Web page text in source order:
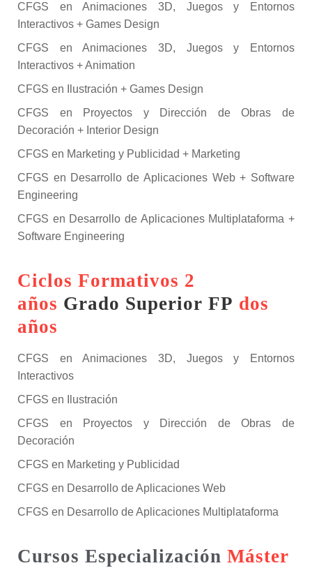
CFGS en Animaciones 3D, Juegos y Entornos
Interactivos + Games Design
CFGS en Animaciones 3D, Juegos y Entornos
Interactivos + Animation
CFGS en Ilustración + Games Design
CFGS en Proyectos y Dirección de Obras de
Decoración + Interior Design
CFGS en Marketing y Publicidad + Marketing
CFGS en Desarrollo de Aplicaciones Web + Software
Engineering
CFGS en Desarrollo de Aplicaciones Multiplataforma +
Software Engineering
Ciclos Formativos 2
años Grado Superior FP dos
años
CFGS en Animaciones 3D, Juegos y Entornos
Interactivos
CFGS en Ilustración
CFGS en Proyectos y Dirección de Obras de
Decoración
CFGS en Marketing y Publicidad
CFGS en Desarrollo de Aplicaciones Web
CFGS en Desarrollo de Aplicaciones Multiplataforma
Cursos Especialización Máster